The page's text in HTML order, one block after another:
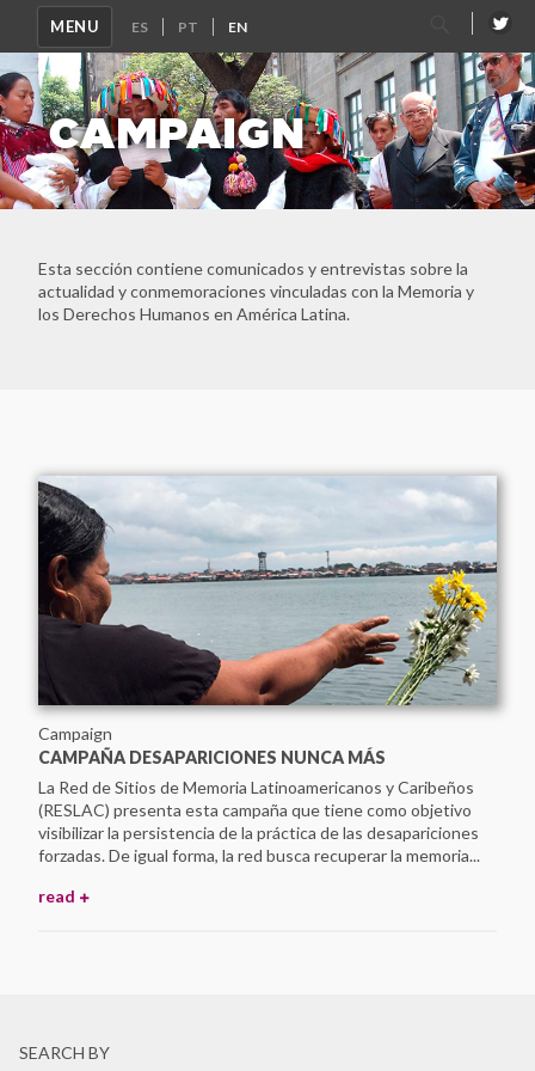
MENU
Search
for:
CAMPAIGN
Esta sección contiene comunicados y entrevistas sobre la
actualidad y conmemoraciones vinculadas con la Memoria y
los Derechos Humanos en América Latina.
Campaign
CAMPAÑA DESAPARICIONES NUNCA MÁS
La Red de Sitios de Memoria Latinoamericanos y Caribeños
(RESLAC) presenta esta campaña que tiene como objetivo
visibilizar la persistencia de la práctica de las desapariciones
forzadas. De igual forma, la red busca recuperar la memoria...
read
SEARCH BY